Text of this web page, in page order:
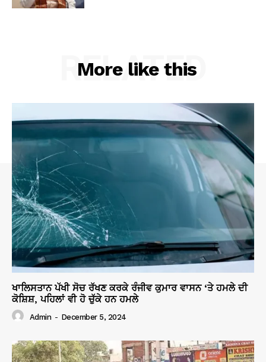
More like this
RELATED
ਖਾਲਿਸਤਾਨ ਪੱਖੀ ਸੋਚ ਰੱਖਣ ਕਰਕੇ ਰੰਜੀਵ ਕੁਮਾਰ ਵਾਸਨ ‘ਤੇ ਹਮਲੇ ਦੀ
ਕੋਸ਼ਿਸ਼, ਪਹਿਲਾਂ ਵੀ ਹੋ ਚੁੱਕੇ ਹਨ ਹਮਲੇ
Admin - December 5, 2024